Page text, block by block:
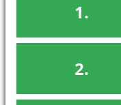
1.
2.